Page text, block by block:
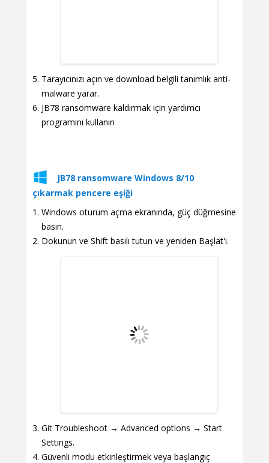
Tarayıcınızı açın ve download belgili tanımlık anti-
malware yarar.
JB78 ransomware kaldırmak için yardımcı
programını kullanın
JB78 ransomware Windows 8/10
çıkarmak pencere eşiği
Windows oturum açma ekranında, güç düğmesine
basın.
Dokunun ve Shift basılı tutun ve yeniden Başlat'ı.
Git Troubleshoot → Advanced options → Start
Settings.
Güvenli modu etkinleştirmek veya başlangıç